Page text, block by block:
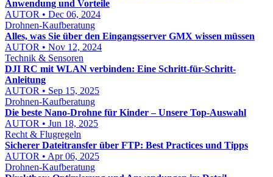
Anwendung und Vorteile
AUTOR • Dec 06, 2024
Drohnen-Kaufberatung
Alles, was Sie über den Eingangsserver GMX wissen müssen
AUTOR • Nov 12, 2024
Technik & Sensoren
DJI RC mit WLAN verbinden: Eine Schritt-für-Schritt-
Anleitung
AUTOR • Sep 15, 2025
Drohnen-Kaufberatung
Die beste Nano-Drohne für Kinder – Unsere Top-Auswahl
AUTOR • Jun 18, 2025
Recht & Flugregeln
Sicherer Dateitransfer über FTP: Best Practices und Tipps
AUTOR • Apr 06, 2025
Drohnen-Kaufberatung